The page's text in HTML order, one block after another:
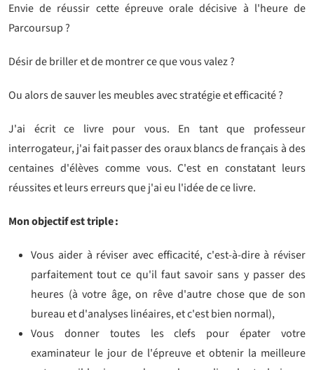
Envie de réussir cette épreuve orale décisive à l'heure de
Parcoursup ?
Désir de briller et de montrer ce que vous valez ?
Ou alors de sauver les meubles avec stratégie et efficacité ?
J'ai écrit ce livre pour vous. En tant que professeur
interrogateur, j'ai fait passer des oraux blancs de français à des
centaines d'élèves comme vous. C'est en constatant leurs
réussites et leurs erreurs que j'ai eu l'idée de ce livre.
Mon objectif est triple :
Vous aider à réviser avec efficacité, c'est-à-dire à réviser
parfaitement tout ce qu'il faut savoir sans y passer des
heures (à votre âge, on rêve d'autre chose que de son
bureau et d'analyses linéaires, et c'est bien normal),
Vous donner toutes les clefs pour épater votre
examinateur le jour de l'épreuve et obtenir la meilleure